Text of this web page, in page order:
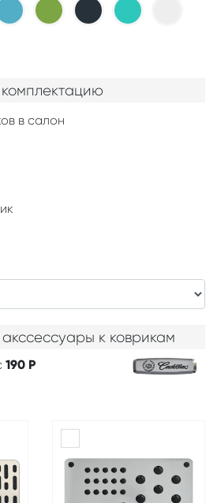
в салон
к коврикам
190 Р